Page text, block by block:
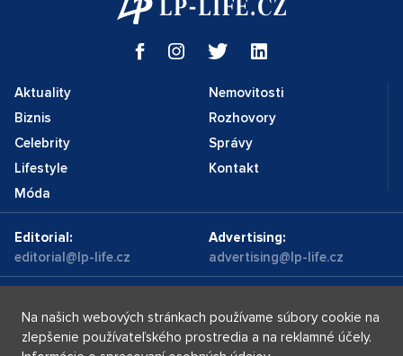
Aktuality
Biznis
Celebrity
Lifestyle
Móda
Nemovitosti
Rozhovory
Správy
Kontakt
Editorial:
editorial@lp-life.cz
Advertising:
advertising@lp-life.cz
Na našich webových stránkach používame súbory cookie na
zlepšenie používateľského prostredia a na reklamné účely.